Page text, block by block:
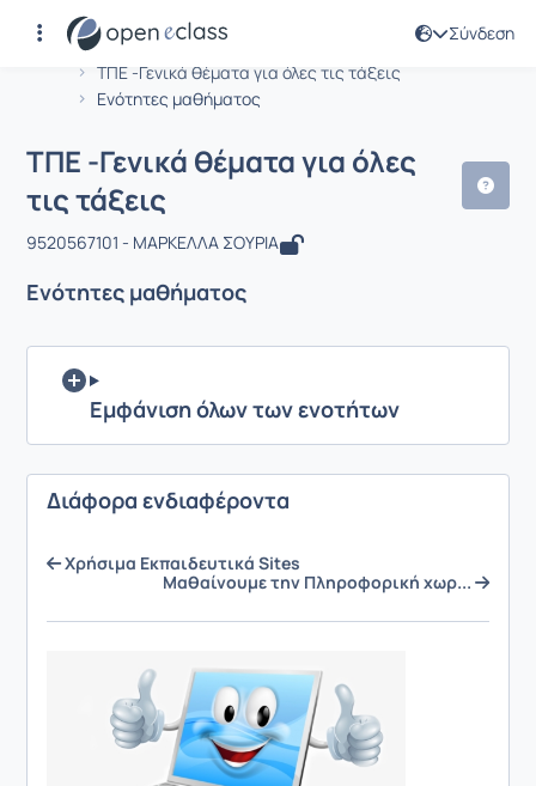
Σύνδεση
Αρχική Σελίδα
ΤΠΕ -Γενικά θέματα για όλες τις τάξεις
Ενότητες μαθήματος
Μάθημα : ΤΠΕ -Γενικά θέματα για
ΤΠΕ -Γενικά θέματα για όλες
τις τάξεις
9520567101 - ΜΑΡΚΕΛΛΑ ΣΟΥΡΙΑ
Ενότητες μαθήματος
Εμφάνιση όλων των ενοτήτων
Διάφορα ενδιαφέροντα
Χρήσιμα Εκπαιδευτικά Sites
Μαθαίνουμε την Πληροφορική χωρ...